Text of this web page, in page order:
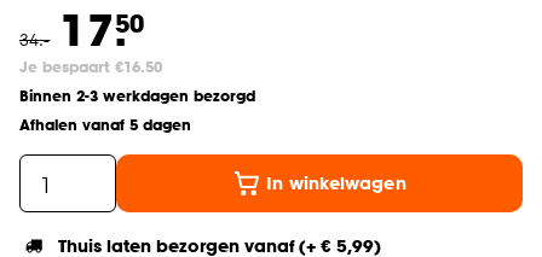
34.- 17.50
Je bespaart €16.50
Binnen 2-3 werkdagen bezorgd
Afhalen vanaf 5 dagen
In winkelwagen
Thuis laten bezorgen vanaf (+ € 5,99)